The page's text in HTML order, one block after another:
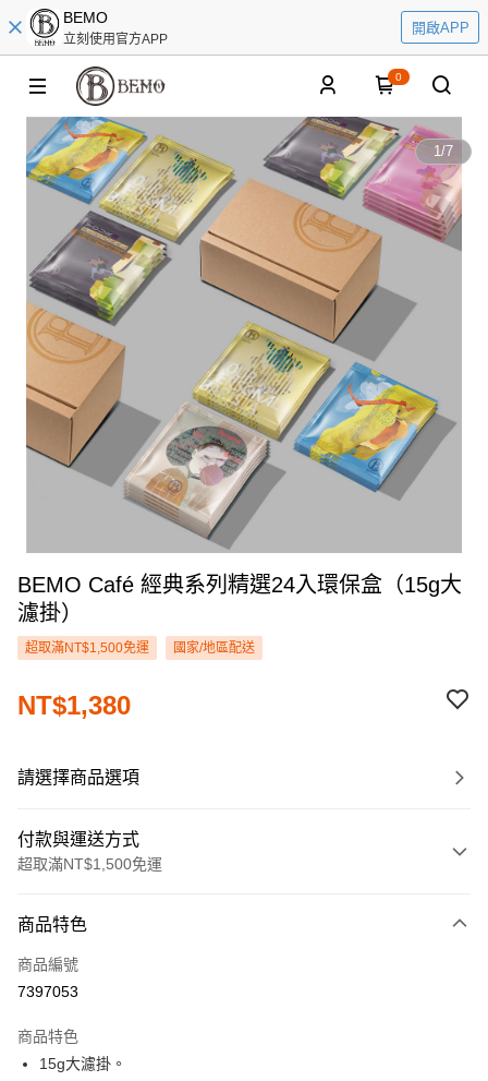
BEMO
立刻使用官方APP
開啟APP
0
1/7
BEMO Café 經典系列精選24入環保盒（15g大
濾掛）
超取滿NT$1,500免運 國家/地區配送
NT$1,380
請選擇商品選項
付款與運送方式
超取滿NT$1,500免運
信用卡一次付款
LINE Pay
運送方式
商品特色
商品編號
7397053
商品特色
15g大濾掛。